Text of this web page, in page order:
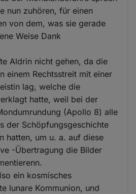
nun zuhören, für einen
von dem, was sie gerade
Weise Dank
Aldrin nicht gehen, da die
einem Rechtsstreit mit einer
lag, welche die
hatte, weil bei der
(Apollo 8) alle
der Schöpfungsgeschichte
hatten, um u. a. auf diese
-Übertragung die Bilder
ein kosmisches
lunare Kommunion, und